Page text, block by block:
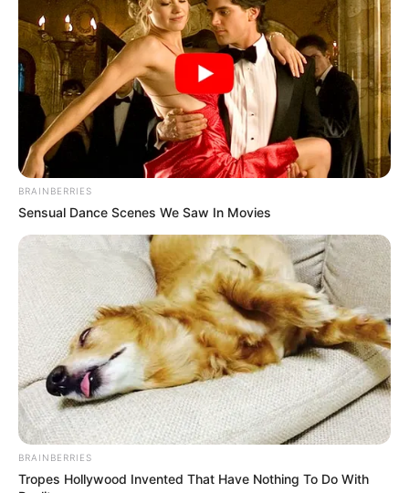
BRAINBERRIES
Sensual Dance Scenes We Saw In Movies
BRAINBERRIES
Tropes Hollywood Invented That Have Nothing To Do With